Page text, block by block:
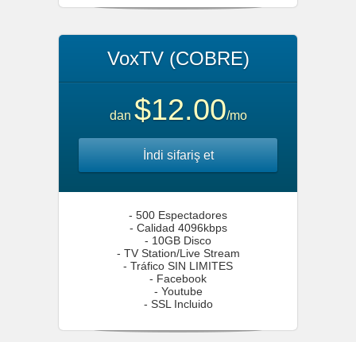
VoxTV (COBRE)
dan $12.00/mo
İndi sifariş et
- 500 Espectadores
- Calidad 4096kbps
- 10GB Disco
- TV Station/Live Stream
- Tráfico SIN LIMITES
- Facebook
- Youtube
- SSL Incluido